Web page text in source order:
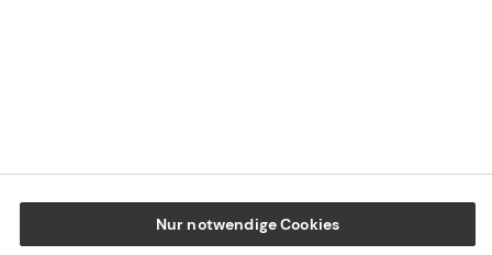
Nur notwendige Cookies